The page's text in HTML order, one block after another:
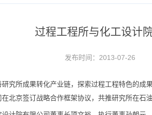
过程工程所与化工设计
发布时间：2013-07-26
究所成果转化产业链，探索过程工程特色的成
北京签订战略合作框架协议，共推研究所在石